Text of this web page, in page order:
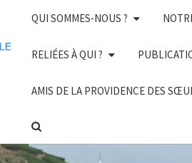
QUI SOMMES-NOUS ?
RELIÉES À QUI ?
AMIS DE LA PROVIDENCE DES
SEARCH
ICON